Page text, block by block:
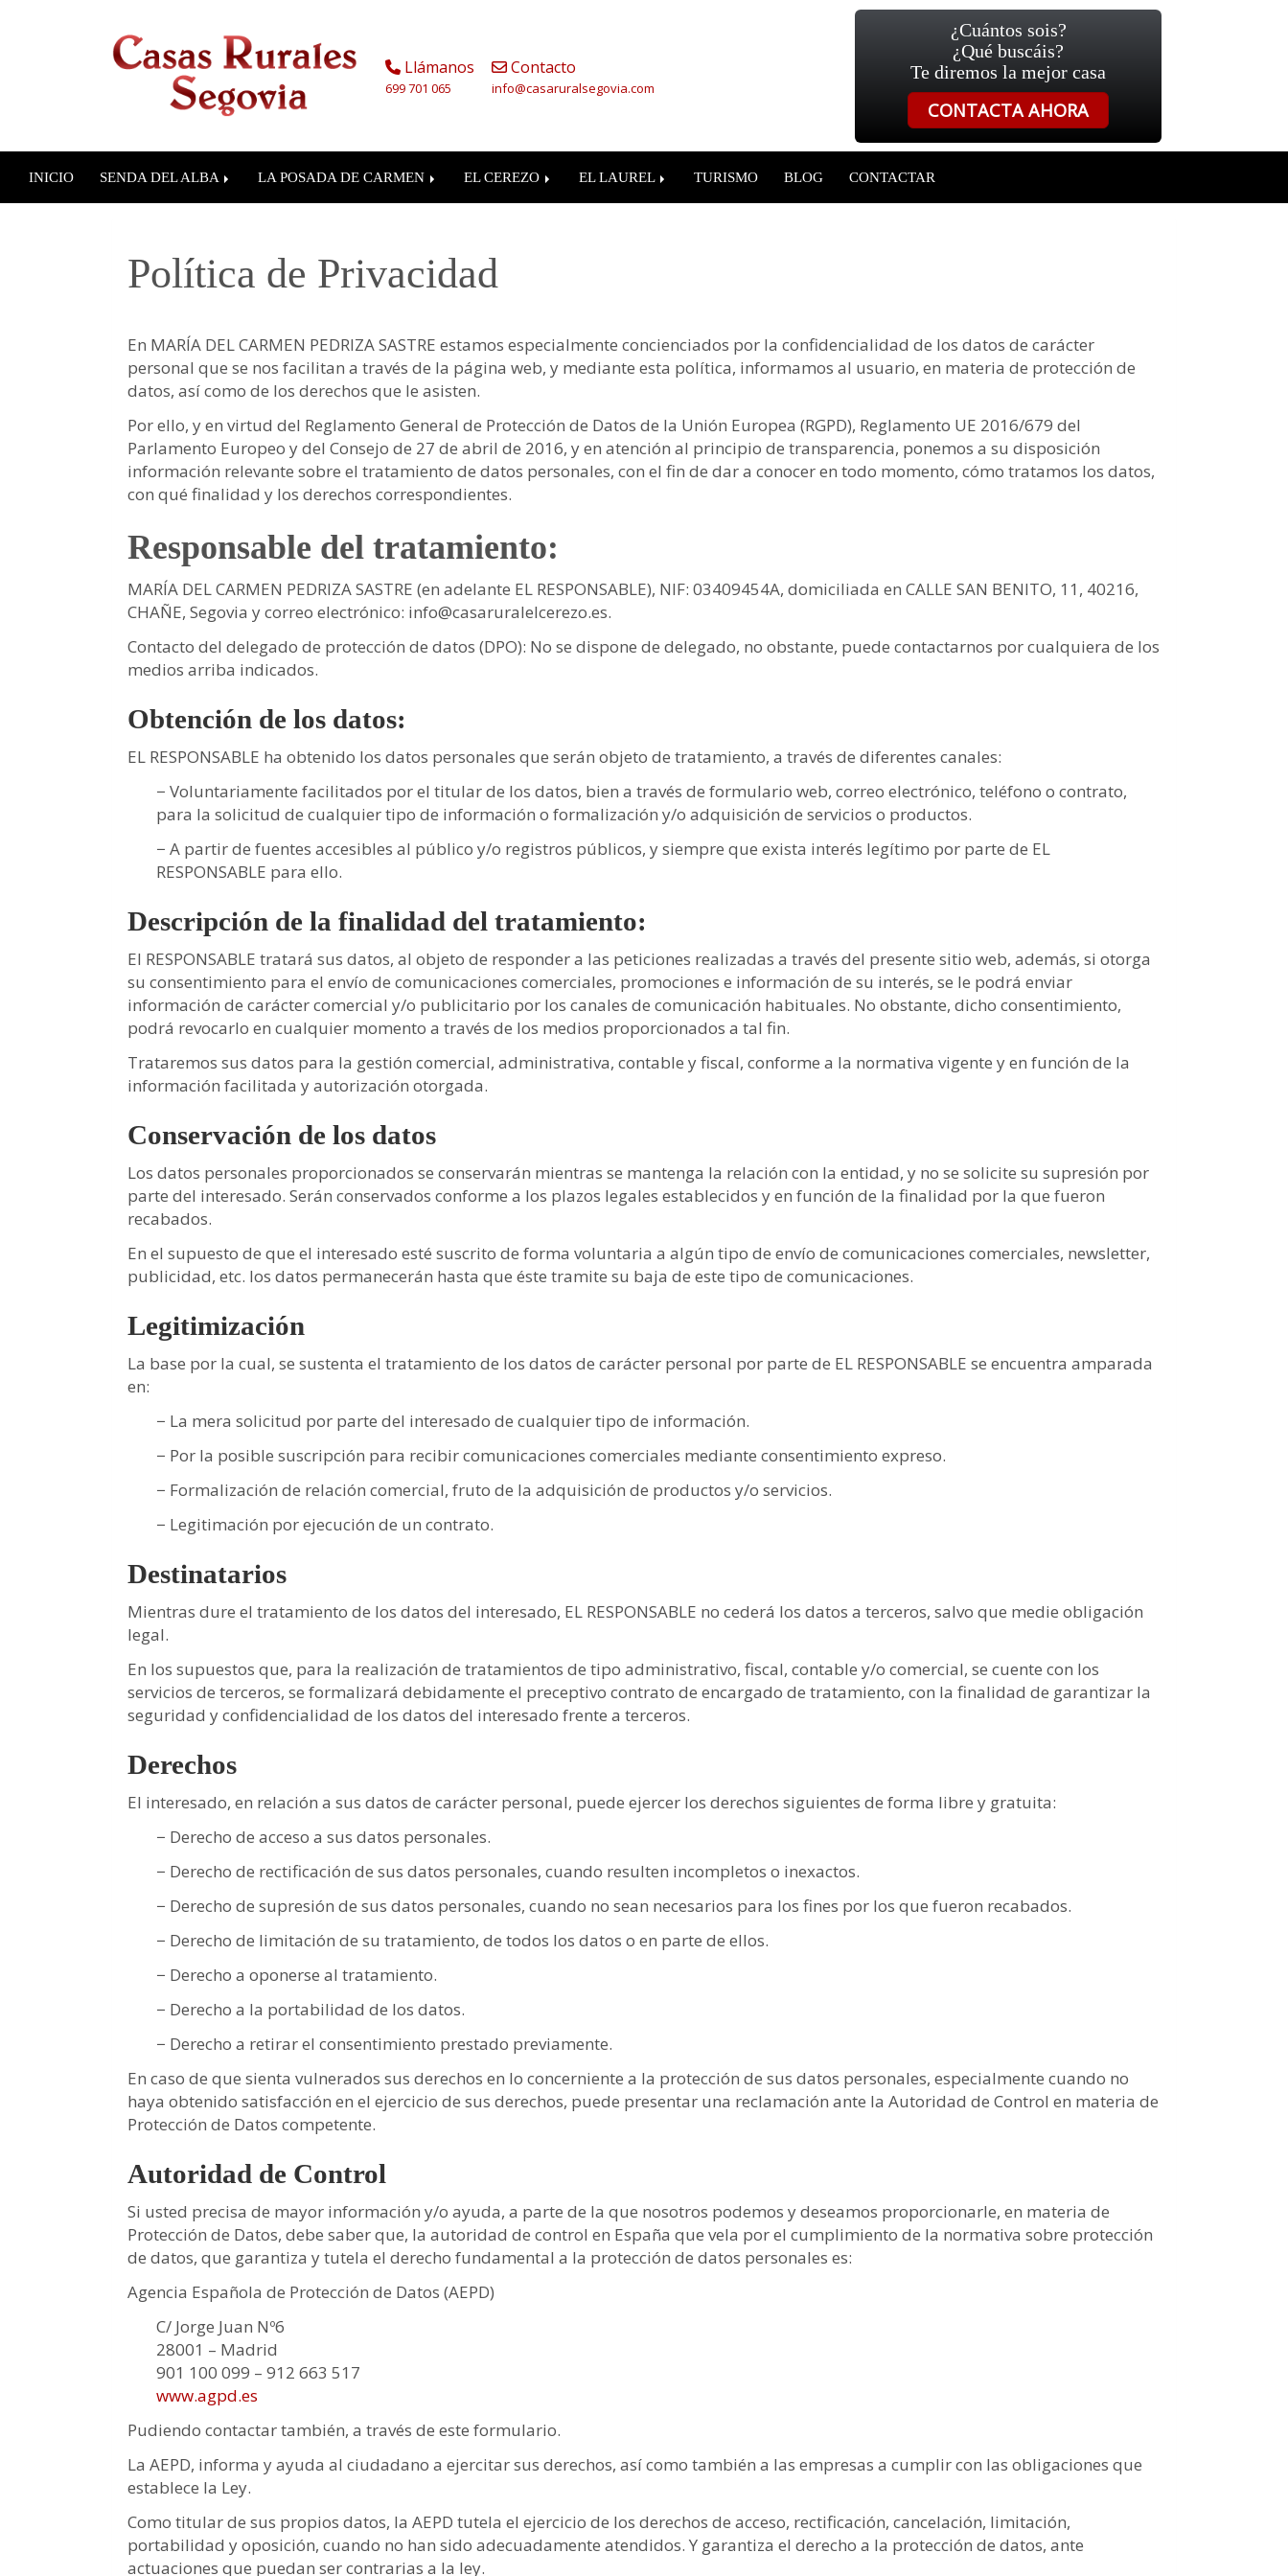
Llámanos
699 701 065
Contacto
info casaruralsegovia.com
¿Cuántos sois?
¿Qué buscáis?
Te diremos la mejor casa
CONTACTA AHORA
INICIO SENDA DEL ALBA LA POSADA DE CARMEN EL CEREZO EL LAUREL TURISMO BLOG CONTACTAR
Política de Privacidad
En MARÍA DEL CARMEN PEDRIZA SASTRE estamos especialmente concienciados por la confidencialidad de los datos de carácter
personal que se nos facilitan a través de la página web, y mediante esta política, informamos al usuario, en materia de protección de
datos, así como de los derechos que le asisten.
Por ello, y en virtud del Reglamento General de Protección de Datos de la Unión Europea (RGPD), Reglamento UE 2016/679 del
Parlamento Europeo y del Consejo de 27 de abril de 2016, y en atención al principio de transparencia, ponemos a su disposición
información relevante sobre el tratamiento de datos personales, con el fin de dar a conocer en todo momento, cómo tratamos los datos,
con qué finalidad y los derechos correspondientes.
Responsable del tratamiento:
MARÍA DEL CARMEN PEDRIZA SASTRE (en adelante EL RESPONSABLE), NIF: 03409454A, domiciliada en CALLE SAN BENITO, 11 , 40216,
CHAÑE, Segovia y correo electrónico: info@casaruralelcerezo.es.
Contacto del delegado de protección de datos (DPO): No se dispone de delegado, no obstante, puede contactarnos por cualquiera de los
medios arriba indicados.
Obtención de los datos:
EL RESPONSABLE ha obtenido los datos personales que serán objeto de tratamiento, a través de diferentes canales:
− Voluntariamente facilitados por el titular de los datos, bien a través de formulario web, correo electrónico, teléfono o contrato,
para la solicitud de cualquier tipo de información o formalización y/o adquisición de servicios o productos.
− A partir de fuentes accesibles al público y/o registros públicos, y siempre que exista interés legítimo por parte de EL
RESPONSABLE para ello.
Descripción de la finalidad del tratamiento:
El RESPONSABLE tratará sus datos, al objeto de responder a las peticiones realizadas a través del presente sitio web, además, si otorga
su consentimiento para el envío de comunicaciones comerciales, promociones e información de su interés, se le podrá enviar
información de carácter comercial y/o publicitario por los canales de comunicación habituales. No obstante, dicho consentimiento,
podrá revocarlo en cualquier momento a través de los medios proporcionados a tal fin.
Trataremos sus datos para la gestión comercial, administrativa, contable y fiscal, conforme a la normativa vigente y en función de la
información facilitada y autorización otorgada.
Conservación de los datos
Los datos personales proporcionados se conservarán mientras se mantenga la relación con la entidad, y no se solicite su supresión por
parte del interesado. Serán conservados conforme a los plazos legales establecidos y en función de la finalidad por la que fueron
recabados.
En el supuesto de que el interesado esté suscrito de forma voluntaria a algún tipo de envío de comunicaciones comerciales, newsletter,
publicidad, etc. los datos permanecerán hasta que éste tramite su baja de este tipo de comunicaciones.
Legitimización
La base por la cual, se sustenta el tratamiento de los datos de carácter personal por parte de EL RESPONSABLE se encuentra amparada
en:
− La mera solicitud por parte del interesado de cualquier tipo de información.
− Por la posible suscripción para recibir comunicaciones comerciales mediante consentimiento expreso.
− Formalización de relación comercial, fruto de la adquisición de productos y/o servicios.
− Legitimación por ejecución de un contrato.
Destinatarios
Mientras dure el tratamiento de los datos del interesado, EL RESPONSABLE no cederá los datos a terceros, salvo que medie obligación
legal.
En los supuestos que, para la realización de tratamientos de tipo administrativo, fiscal, contable y/o comercial, se cuente con los
servicios de terceros, se formalizará debidamente el preceptivo contrato de encargado de tratamiento, con la finalidad de garantizar la
seguridad y confidencialidad de los datos del interesado frente a terceros.
Derechos
El interesado, en relación a sus datos de carácter personal, puede ejercer los derechos siguientes de forma libre y gratuita:
− Derecho de acceso a sus datos personales.
− Derecho de rectificación de sus datos personales, cuando resulten incompletos o inexactos.
− Derecho de supresión de sus datos personales, cuando no sean necesarios para los fines por los que fueron recabados.
− Derecho de limitación de su tratamiento, de todos los datos o en parte de ellos.
− Derecho a oponerse al tratamiento.
− Derecho a la portabilidad de los datos.
− Derecho a retirar el consentimiento prestado previamente.
En caso de que sienta vulnerados sus derechos en lo concerniente a la protección de sus datos personales, especialmente cuando no
haya obtenido satisfacción en el ejercicio de sus derechos, puede presentar una reclamación ante la Autoridad de Control en materia de
Protección de Datos competente.
Autoridad de Control
Si usted precisa de mayor información y/o ayuda, a parte de la que nosotros podemos y deseamos proporcionarle, en materia de
Protección de Datos, debe saber que, la autoridad de control en España que vela por el cumplimiento de la normativa sobre protección
de datos, que garantiza y tutela el derecho fundamental a la protección de datos personales es:
Agencia Española de Protección de Datos (AEPD)
C/ Jorge Juan Nº6
28001 – Madrid
901 100 099 – 912 663 517
www.agpd.es
Pudiendo contactar también, a través de este formulario.
La AEPD, informa y ayuda al ciudadano a ejercitar sus derechos, así como también a las empresas a cumplir con las obligaciones que
establece la Ley.
Como titular de sus propios datos, la AEPD tutela el ejercicio de los derechos de acceso, rectificación, cancelación, limitación,
portabilidad y oposición, cuando no han sido adecuadamente atendidos. Y garantiza el derecho a la protección de datos, ante
actuaciones que puedan ser contrarias a la ley.